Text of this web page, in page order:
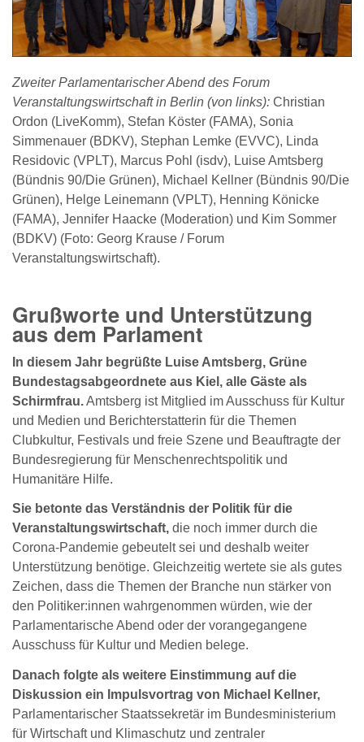
Zweiter Parlamentarischer Abend des Forum
Veranstaltungswirtschaft in Berlin (von links): Christian
Ordon (LiveKomm), Stefan Köster (FAMA), Sonia
Simmenauer (BDKV), Stephan Lemke (EVVC), Linda
Residovic (VPLT), Marcus Pohl (isdv), Luise Amtsberg
(Bündnis 90/Die Grünen), Michael Kellner (Bündnis 90/Die
Grünen), Helge Leinemann (VPLT), Henning Könicke
(FAMA), Jennifer Haacke (Moderation) und Kim Sommer
(BDKV) (Foto: Georg Krause / Forum
Veranstaltungswirtschaft).
Grußworte und Unterstützung
aus dem Parlament
In diesem Jahr begrüßte Luise Amtsberg, Grüne
Bundestagsabgeordnete aus Kiel, alle Gäste als
Schirmfrau.Amtsberg ist Mitglied im Ausschuss für Kultur
und Medien und Berichterstatterin für die Themen
Clubkultur, Festivals und freie Szene und Beauftragte der
Bundesregierung für Menschenrechtspolitik und
Humanitäre Hilfe.
Sie betonte das Verständnis der Politik für die
Veranstaltungswirtschaft, die noch immer durch die
Corona-Pandemie gebeutelt sei und deshalb weiter
Unterstützung benötige. Gleichzeitig wertete sie als gutes
Zeichen, dass die Themen der Branche nun stärker von
den Politiker:innen wahrgenommen würden, wie der
Parlamentarische Abend oder der vorangegangene
Ausschuss für Kultur und Medien belege.
Danach folgte als weitere Einstimmung auf die
Diskussion ein Impulsvortrag von Michael Kellner,
Parlamentarischer Staatssekretär im Bundesministerium
für Wirtschaft und Klimaschutz und zentraler